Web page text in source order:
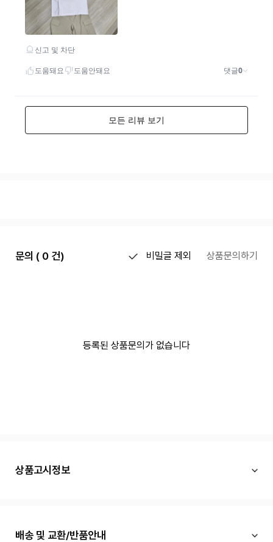
문의 ( 0 건) 비밀글 제외 상품문의하기
등록된 상품문의가 없습니다
상품고시정보
배송 및 교환/반품안내